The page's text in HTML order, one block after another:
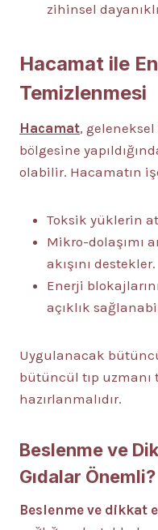
zihinsel
Hacamat ile
Temizlenmesi
Hacamat,
bölgesine
olabilir. Hacamatın
Toksik yüklerin
Mikro-dolaşımı
akışını destekler.
Enerji
açıklık
Uygulanacak
bütüncül tıp uzmanı
hazırlanmalıdır.
Beslenme ve
Gıdalar Önemli?
Beslenme ve dikkat